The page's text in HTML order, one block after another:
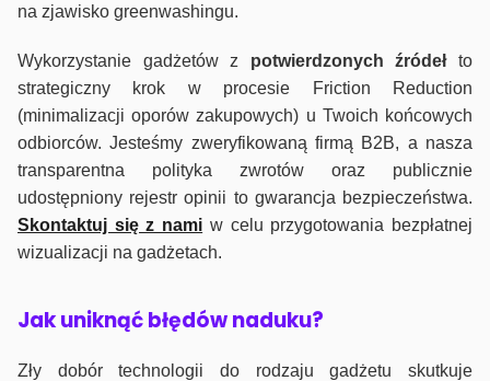
na zjawisko greenwashingu.
Wykorzystanie gadżetów z potwierdzonych źródełto
strategiczny krok w procesie Friction Reduction
(minimalizacji oporów zakupowych) u Twoich końcowych
odbiorców. Jesteśmy zweryfikowaną firmą B2B, a nasza
transparentna polityka zwrotów oraz publicznie
udostępniony rejestr opinii to gwarancja bezpieczeństwa.
Skontaktuj się z nami w celu przygotowania bezpłatnej
wizualizacji na gadżetach.
Jak uniknąć błędów naduku?
Zły dobór technologii do rodzaju gadżetu skutkuje